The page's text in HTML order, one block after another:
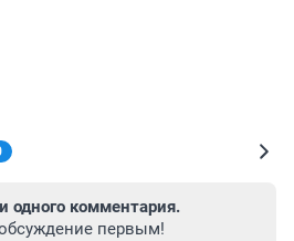
одного комментария.
первым!